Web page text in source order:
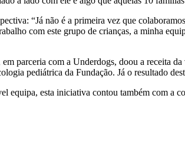
“Já não é a primeira vez que
com este grupo de crianças, a minha
parceria com a Underdogs, doou a receita
pediátrica da Fundação. Já o resultado
equipa, esta iniciativa contou também com a